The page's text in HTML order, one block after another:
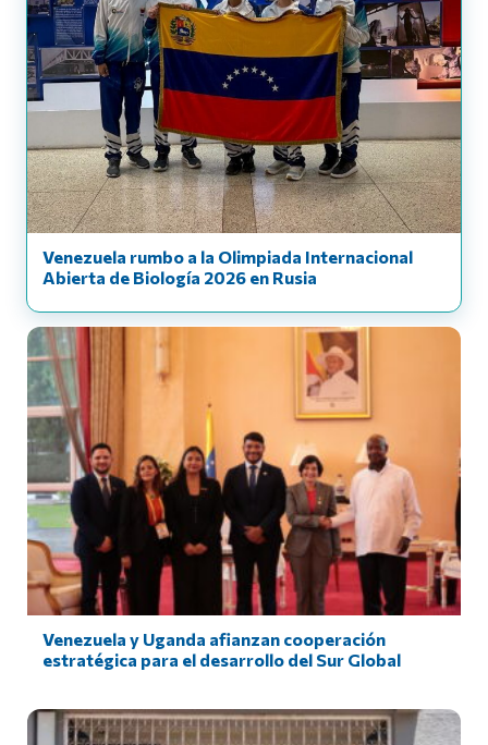
Venezuela rumbo a la Olimpiada Internacional
Abierta de Biología 2026 en Rusia
Venezuela y Uganda afianzan cooperación
estratégica para el desarrollo del Sur Global